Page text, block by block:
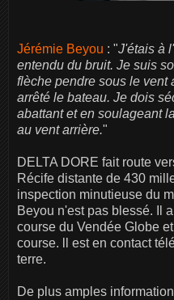
Jérémie Beyou : "J'étais à
entendu du bruit. Je suis
flèche pendre sous le vent
arrêté le bateau. Je dois
abattant et en soulageant
au vent arrière."
DELTA DORE fait route
Récife distante de 430
inspection minutieuse du
Beyou n'est pas blessé. Il
course du Vendée Globe
course. ll est en contact
terre.
De plus amples